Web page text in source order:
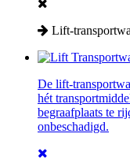
Lift-
De lift-
hét
begraafplaats te
onbeschadigd.